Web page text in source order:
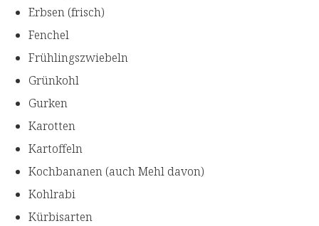
Erbsen (frisch)
Fenchel
Frühlingszwiebeln
Grünkohl
Gurken
Karotten
Kartoffeln
Kochbananen (auch Mehl davon)
Kohlrabi
Kürbisarten